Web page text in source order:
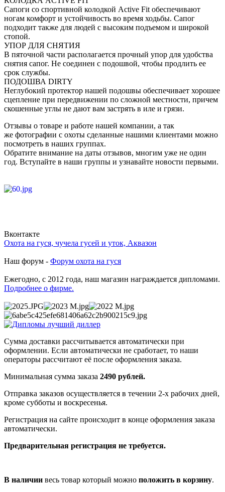
Сапоги со спортивной колодкой Active Fit обеспечивают
ногам комфорт и устойчивость во время ходьбы. Сапог
подходит также для людей с высоким подъемом и широкой
стопой.
УПОР ДЛЯ СНЯТИЯ
В пяточной части располагается прочный упор для удобства
снятия сапог. Не соединен с подошвой, чтобы продлить ее
срок службы.
ПОДОШВА DIRTY
Неглубокий протектор нашей подошвы обеспечивает хорошее
сцепление при передвижении по сложной местности, причем
скошенные углы не дают вам застрять в иле и грязи.
Отзывы о товаре и работе нашей компании, а так
же фотографии с охоты сделанные нашими клиентами можно
посмотреть в наших группах.
Обратите внимание на даты отзывов, многим уже не один
год. Вступайте в наши группы и узнавайте новости первыми.
Вконтакте
Охота на гуся, чучела гусей и уток, Аквазон
Наш форум - Форум охота на гуся
Ежегодно, с 2012 года, наш магазин награждается дипломами.
Подробнее о фирме.
Сумма доставки рассчитывается автоматически при
оформлении. Если автоматически не сработает, то наши
операторы рассчитают её после оформления заказа.
Минимальная сумма заказа 2490 рублей.
Отправка заказов осуществляется в течении 2-х рабочих дней,
кроме субботы и воскресенья.
Регистрация на сайте происходит в конце оформления заказа
автоматически.
Предварительная регистрация не требуется.
В наличии весь товар который можно положить в корзину.